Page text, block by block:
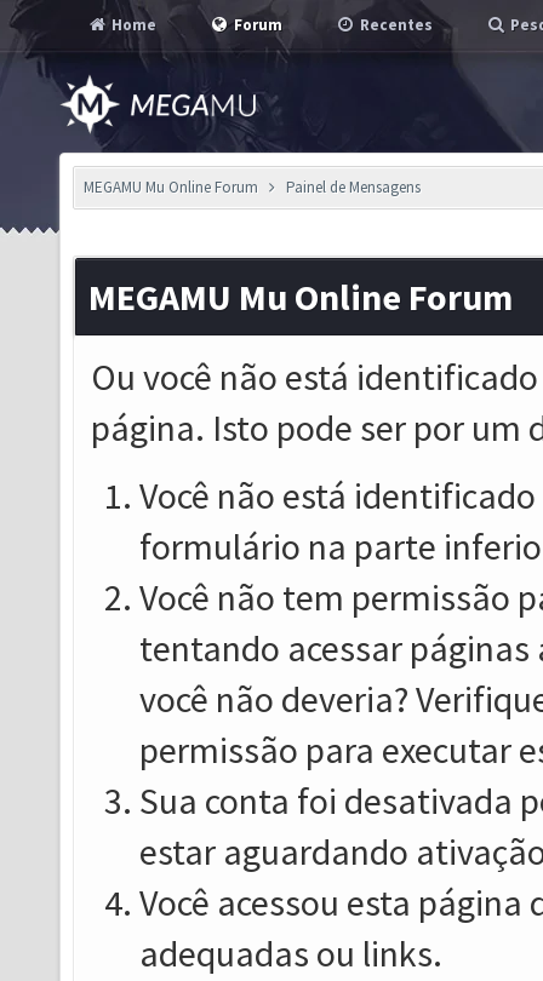
Home Forum Recentes
MEGAMU Mu Online Forum Painel de Mensagens
MEGAMU Mu Online Forum
Ou você não está
página. Isto pode ser por um
Você não está
formulário na parte
Você não tem permissão
tentando acessar
você não deveria?
permissão para executar
Sua conta foi desativada
estar aguardando
Você acessou esta
adequadas ou links.